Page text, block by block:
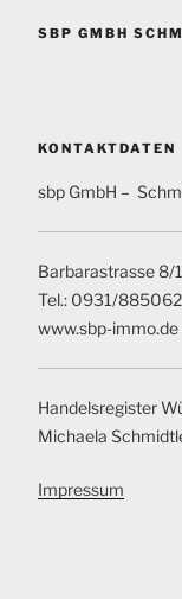
SBP GMBH
KONTAKTDATEN
sbp GmbH –
Barbarastrasse 8/
Tel.: 0931/885062
www.sbp-immo.de
Handelsregister
Michaela
Impressum